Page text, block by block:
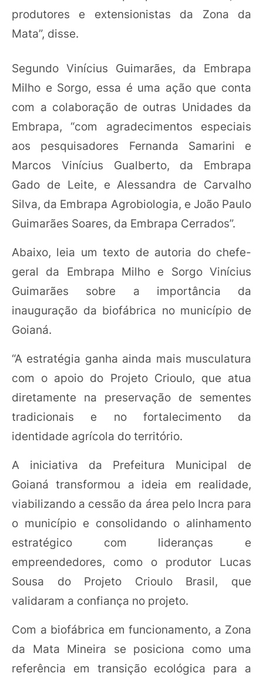
produtores e extensionistas da Zona da
Mata”, disse.
Segundo Vinícius Guimarães, da Embrapa
Milho e Sorgo, essa é uma ação que conta
com a colaboração de outras Unidades da
Embrapa, “com agradecimentos especiais
aos pesquisadores Fernanda Samarini e
Marcos Vinícius Gualberto, da Embrapa
Gado de Leite, e Alessandra de Carvalho
Silva, da Embrapa Agrobiologia, e João Paulo
Guimarães Soares, da Embrapa Cerrados”.
Abaixo, leia um texto de autoria do chefe-
geral da Embrapa Milho e Sorgo Vinícius
Guimarães sobre a importância da
inauguração da biofábrica no município de
Goianá.
“A estratégia ganha ainda mais musculatura
com o apoio do Projeto Crioulo, que atua
diretamente na preservação de sementes
tradicionais e no fortalecimento da
identidade agrícola do território.
A iniciativa da Prefeitura Municipal de
Goianá transformou a ideia em realidade,
viabilizando a cessão da área pelo Incra para
o município e consolidando o alinhamento
estratégico com lideranças e
empreendedores, como o produtor Lucas
Sousa do Projeto Crioulo Brasil, que
validaram a confiança no projeto.
Com a biofábrica em funcionamento, a Zona
da Mata Mineira se posiciona como uma
referência em transição ecológica para a